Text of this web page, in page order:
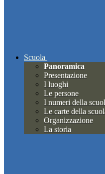
Scuola
Panoramica
Presentazione
I luoghi
Le persone
I numeri della
Le carte della
Organizzazione
La storia